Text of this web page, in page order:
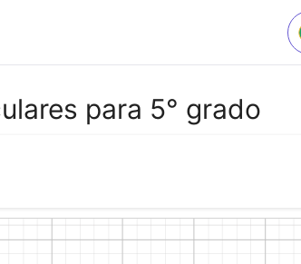
para 5° grado